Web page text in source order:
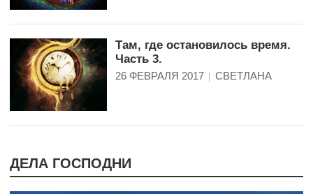
Там, где остановилось время.
Часть 3.
26 ФЕВРАЛЯ 2017 СВЕТЛАНА
ДЕЛА ГОСПОДНИ